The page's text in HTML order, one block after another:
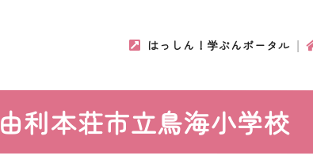
はっしん！学ぶんポータル
由利本荘市立鳥海小学校